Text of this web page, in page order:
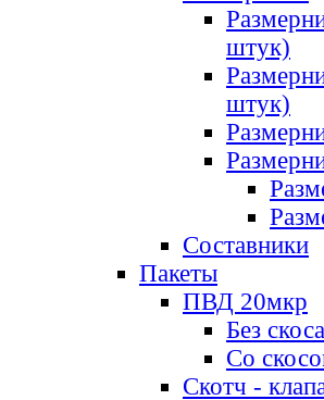
штук)
штук)
Составники
Пакеты
ПВД 20мкр
Без скоса
Со
Скотч -